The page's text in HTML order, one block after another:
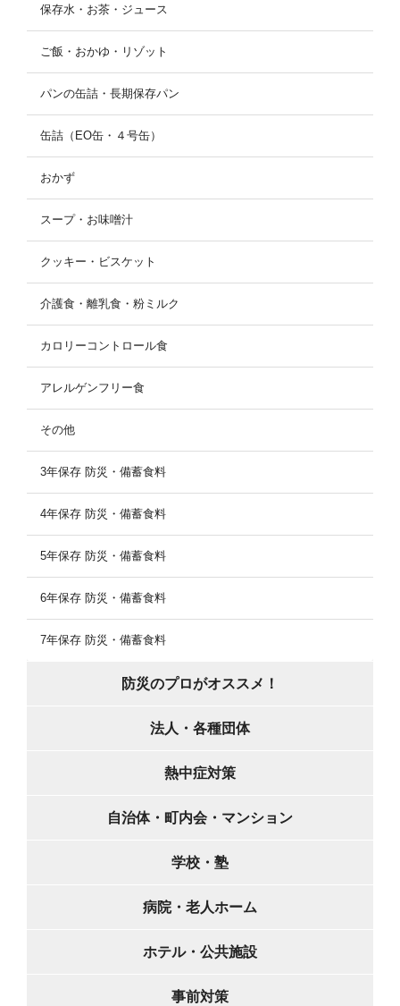
保存水・お茶・ジュース
ご飯・おかゆ・リゾット
パンの缶詰・長期保存パン
缶詰（EO缶・４号缶）
おかず
スープ・お味噌汁
クッキー・ビスケット
介護食・離乳食・粉ミルク
カロリーコントロール食
アレルゲンフリー食
その他
3年保存 防災・備蓄食料
4年保存 防災・備蓄食料
5年保存 防災・備蓄食料
6年保存 防災・備蓄食料
7年保存 防災・備蓄食料
防災のプロがオススメ！
法人・各種団体
熱中症対策
自治体・町内会・マンション
学校・塾
病院・老人ホーム
ホテル・公共施設
事前対策